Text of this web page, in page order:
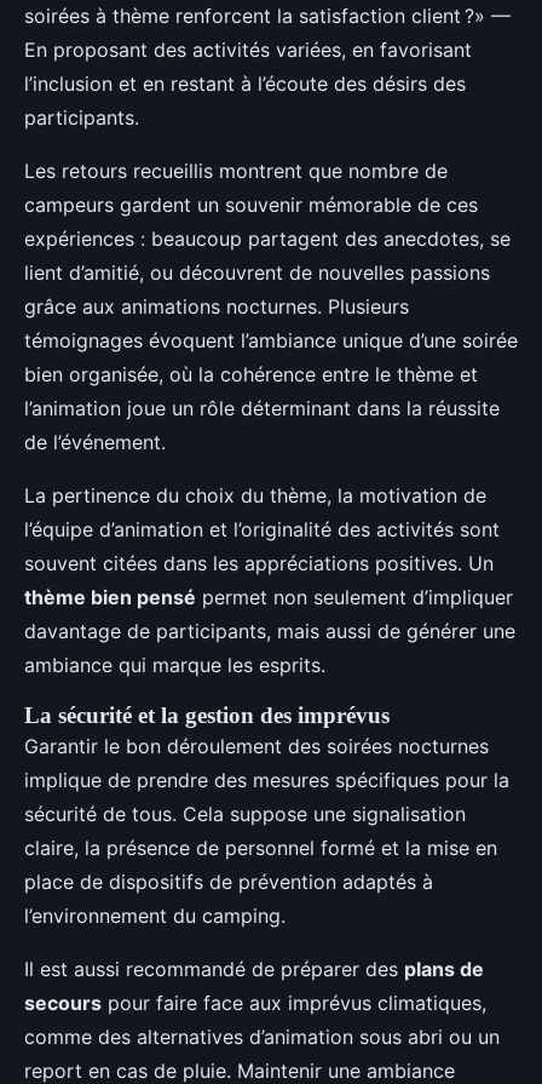
soirées à thème renforcent la satisfaction client ?» —
En proposant des activités variées, en favorisant
l’inclusion et en restant à l’écoute des désirs des
participants.
Les retours recueillis montrent que nombre de
campeurs gardent un souvenir mémorable de ces
expériences : beaucoup partagent des anecdotes, se
lient d’amitié, ou découvrent de nouvelles passions
grâce aux animations nocturnes. Plusieurs
témoignages évoquent l’ambiance unique d’une soirée
bien organisée, où la cohérence entre le thème et
l’animation joue un rôle déterminant dans la réussite
de l’événement.
La pertinence du choix du thème, la motivation de
l’équipe d’animation et l’originalité des activités sont
souvent citées dans les appréciations positives. Un
thème bien pensé permet non seulement d’impliquer
davantage de participants, mais aussi de générer une
ambiance qui marque les esprits.
La sécurité et la gestion des imprévus
Garantir le bon déroulement des soirées nocturnes
implique de prendre des mesures spécifiques pour la
sécurité de tous. Cela suppose une signalisation
claire, la présence de personnel formé et la mise en
place de dispositifs de prévention adaptés à
l’environnement du camping.
Il est aussi recommandé de préparer des plans de
secours pour faire face aux imprévus climatiques,
comme des alternatives d’animation sous abri ou un
report en cas de pluie. Maintenir une ambiance